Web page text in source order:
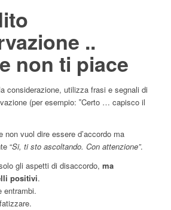
..
non ti piace
considerazione, utilizza frasi e segnali di
(per esempio: ‟Certo … capisco il
non vuol dire essere d’accordo ma
“Si, ti sto ascoltando. Con attenzione”.
gli aspetti di disaccordo, ma
positivi.
entrambi.